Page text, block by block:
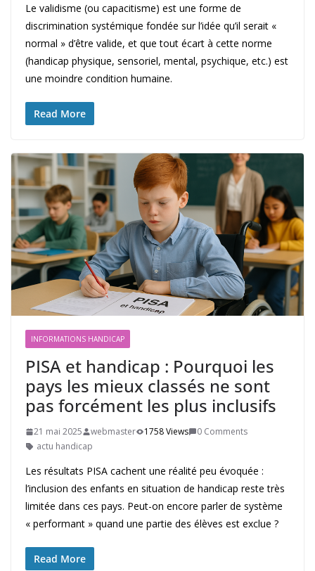
Le validisme (ou capacitisme) est une forme de
discrimination systémique fondée sur l’idée qu’il serait «
normal » d’être valide, et que tout écart à cette norme
(handicap physique, sensoriel, mental, psychique, etc.) est
une moindre condition humaine.
Read More
INFORMATIONS HANDICAP
PISA et handicap : Pourquoi les
pays les mieux classés ne sont
pas forcément les plus inclusifs
21 mai 2025 webmaster 1758 Views
0 Comments
actu handicap
Les résultats PISA cachent une réalité peu évoquée :
l’inclusion des enfants en situation de handicap reste très
limitée dans ces pays. Peut-on encore parler de système
« performant » quand une partie des élèves est exclue ?
Read More